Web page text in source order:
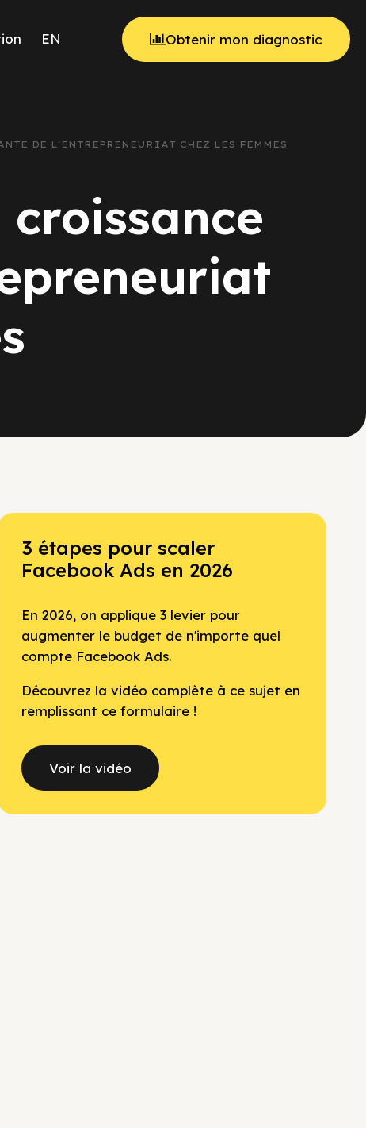
EN Obtenir mon diagnostic
DE L'ENTREPRENEURIAT CHEZ LES FEMMES
3 étapes pour scaler
Facebook Ads en 2026
En 2026, on applique 3 levier pour
augmenter le budget de n'importe quel
compte Facebook Ads.
Découvrez la vidéo complète à ce sujet en
remplissant ce formulaire !
Voir la vidéo